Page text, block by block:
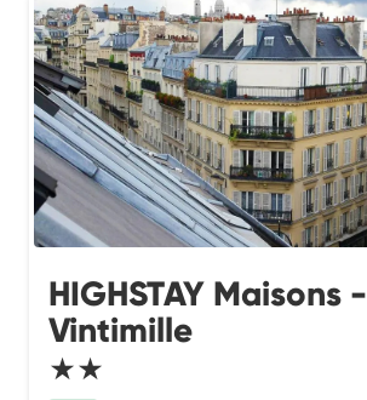
HIGHSTAY Maisons -
Vintimille
★★